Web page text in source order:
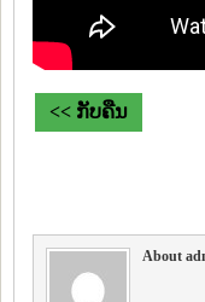
<< ກັບຄືນ
About